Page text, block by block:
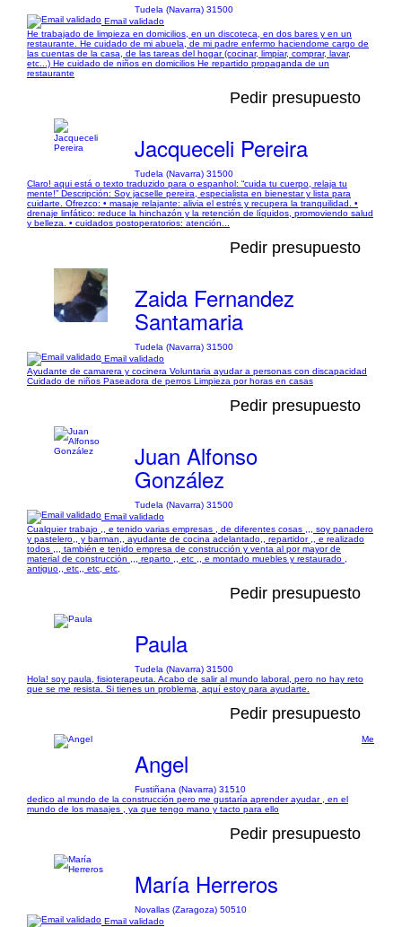
Tudela (Navarra) 31500
Email validado
He trabajado de limpieza en domicilios, en un discoteca, en dos bares y en un
restaurante. He cuidado de mi abuela, de mi padre enfermo haciendome cargo de
las cuentas de la casa, de las tareas del hogar (cocinar, limpiar, comprar, lavar,
etc...) He cuidado de niños en domicilios He repartido propaganda de un
restaurante
Pedir presupuesto
Jacqueceli Pereira
Tudela (Navarra) 31500
Claro! aqui está o texto traduzido para o espanhol: “cuida tu cuerpo, relaja tu
mente!” Descripción: Soy jacselle pereira, especialista en bienestar y lista para
cuidarte. Ofrezco: • masaje relajante: alivia el estrés y recupera la tranquilidad. •
drenaje linfático: reduce la hinchazón y la retención de líquidos, promoviendo salud
y belleza. • cuidados postoperatorios: atención...
Pedir presupuesto
Zaida Fernandez
Santamaria
Tudela (Navarra) 31500
Email validado
Ayudante de camarera y cocinera Voluntaria ayudar a personas con discapacidad
Cuidado de niños Paseadora de perros Limpieza por horas en casas
Pedir presupuesto
Juan Alfonso
González
Tudela (Navarra) 31500
Email validado
Cualquier trabajo ,, e tenido varias empresas , de diferentes cosas ,,, soy panadero
y pastelero,, y barman,, ayudante de cocina adelantado,, repartidor ,, e realizado
todos ,,, también e tenido empresa de construcción y venta al por mayor de
material de construcción ,,, reparto ,, etc ,, e montado muebles y restaurado ,
antiguo,, etc,, etc, etc,
Pedir presupuesto
Paula
Tudela (Navarra) 31500
Hola! soy paula, fisioterapeuta. Acabo de salir al mundo laboral, pero no hay reto
que se me resista. Si tienes un problema, aquí estoy para ayudarte.
Pedir presupuesto
Angel
Fustiñana (Navarra) 31510
Me
dedico al mundo de la construcción pero me gustaría aprender ayudar , en el
mundo de los masajes , ya que tengo mano y tacto para ello
Pedir presupuesto
María Herreros
Novallas (Zaragoza) 50510
Email validado